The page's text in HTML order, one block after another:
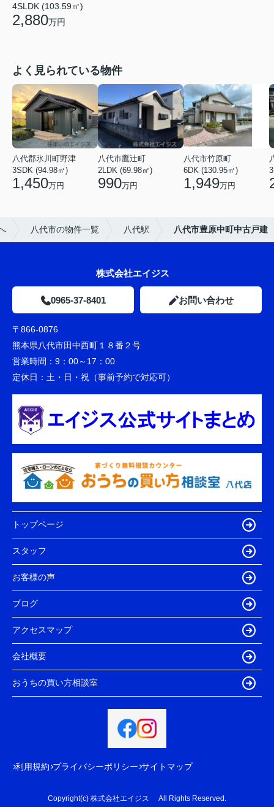
4SLDK (103.59㎡)
2,880万円
よく見られている物件
八代郡氷川町野津
3SDK (94.98㎡)
1,450万円
八代市鷹辻町
2LDK (69.98㎡)
990万円
八代市竹原町
6DK (130.95㎡)
1,949万円
八代市の物件一覧 八代駅 八代市豊原中町中古戸建
株式会社エイジス
0965-37-8401 お問い合わせ
〒866-0876
熊本県八代市田中西町１８番２号
営業時間： 9：00～17：00
定休日： 土・日・祝（事前予約で対応可）
トップページ
スタッフ
お客様の声
ブログ
アクセスマップ
会社概要
おうちの買い方相談室
利用規約 プライバシーポリシー サイトマップ
Copyright(c) 株式会社エイジス All Rights Reserved.